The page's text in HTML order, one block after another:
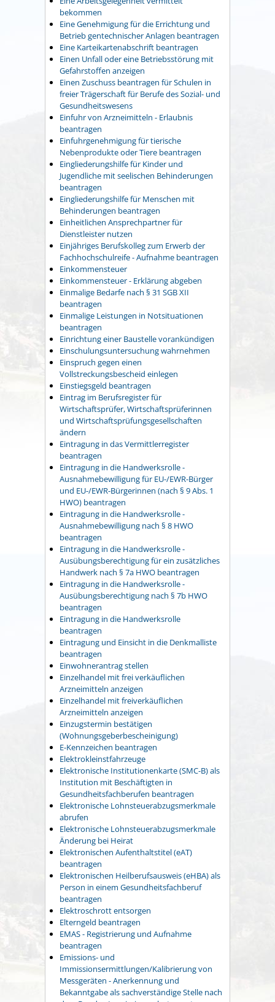
bekommen
Eine Genehmigung für die Errichtung und
Betrieb gentechnischer Anlagen beantragen
Eine Karteikartenabschrift beantragen
Einen Unfall oder eine Betriebsstörung mit
Gefahrstoffen anzeigen
Einen Zuschuss beantragen für Schulen in
freier Trägerschaft für Berufe des Sozial- und
Gesundheitswesens
Einfuhr von Arzneimitteln - Erlaubnis
beantragen
Einfuhrgenehmigung für tierische
Nebenprodukte oder Tiere beantragen
Eingliederungshilfe für Kinder und
Jugendliche mit seelischen Behinderungen
beantragen
Eingliederungshilfe für Menschen mit
Behinderungen beantragen
Einheitlichen Ansprechpartner für
Dienstleister nutzen
Einjähriges Berufskolleg zum Erwerb der
Fachhochschulreife - Aufnahme beantragen
Einkommensteuer
Einkommensteuer - Erklärung abgeben
Einmalige Bedarfe nach § 31 SGB XII
beantragen
Einmalige Leistungen in Notsituationen
beantragen
Einrichtung einer Baustelle vorankündigen
Einschulungsuntersuchung wahrnehmen
Einspruch gegen einen
Vollstreckungsbescheid einlegen
Einstiegsgeld beantragen
Eintrag im Berufsregister für
Wirtschaftsprüfer, Wirtschaftsprüferinnen
und Wirtschaftsprüfungsgesellschaften
ändern
Eintragung in das Vermittlerregister
beantragen
Eintragung in die Handwerksrolle -
Ausnahmebewilligung für EU-/EWR-Bürger
und EU-/EWR-Bürgerinnen (nach § 9 Abs. 1
HWO) beantragen
Eintragung in die Handwerksrolle -
Ausnahmebewilligung nach § 8 HWO
beantragen
Eintragung in die Handwerksrolle -
Ausübungsberechtigung für ein zusätzliches
Handwerk nach § 7a HWO beantragen
Eintragung in die Handwerksrolle -
Ausübungsberechtigung nach § 7b HWO
beantragen
Eintragung in die Handwerksrolle
beantragen
Eintragung und Einsicht in die Denkmalliste
beantragen
Einwohnerantrag stellen
Einzelhandel mit frei verkäuflichen
Arzneimitteln anzeigen
Einzelhandel mit freiverkäuflichen
Arzneimitteln anzeigen
Einzugstermin bestätigen
(Wohnungsgeberbescheinigung)
E-Kennzeichen beantragen
Elektrokleinstfahrzeuge
Elektronische Institutionenkarte (SMC-B) als
Institution mit Beschäftigten in
Gesundheitsfachberufen beantragen
Elektronische Lohnsteuerabzugsmerkmale
abrufen
Elektronische Lohnsteuerabzugsmerkmale
Änderung bei Heirat
Elektronischen Aufenthaltstitel (eAT)
beantragen
Elektronischen Heilberufsausweis (eHBA) als
Person in einem Gesundheitsfachberuf
beantragen
Elektroschrott entsorgen
Elterngeld beantragen
EMAS - Registrierung und Aufnahme
beantragen
Emissions- und
Immissionsermittlungen/Kalibrierung von
Messgeräten - Anerkennung und
Bekanntgabe als sachverständige Stelle nach